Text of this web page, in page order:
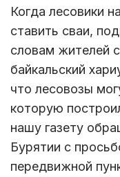
Когда лесовики
ставить сваи,
словам жителей
байкальский
что лесовозы
которую
нашу газету
Бурятии с
передвижной